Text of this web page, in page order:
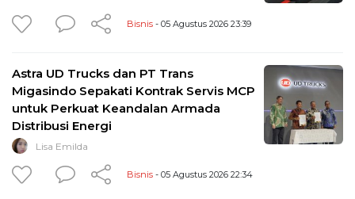
Bisnis - 05 Agustus 2026 23:39
Astra UD Trucks dan PT Trans
Migasindo Sepakati Kontrak Servis MCP
untuk Perkuat Keandalan Armada
Distribusi Energi
Lisa Emilda
Bisnis - 05 Agustus 2026 22:34